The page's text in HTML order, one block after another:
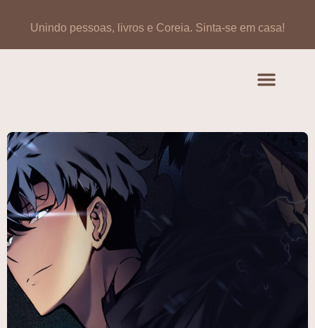
Unindo pessoas, livros e Coreia. Sinta-se em casa!